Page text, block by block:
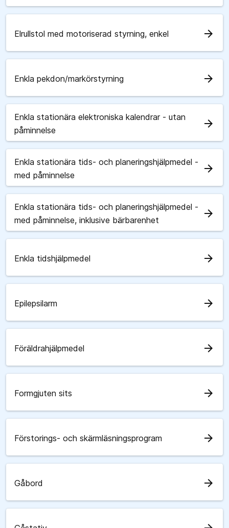
Elrullstol med motoriserad styrning, enkel arrow_forward
Enkla pekdon/markörstyrning arrow_forward
Enkla stationära elektroniska kalendrar - utan
påminnelse
arrow_forward
Enkla stationära tids- och planeringshjälpmedel -
med påminnelse
arrow_forward
Enkla stationära tids- och planeringshjälpmedel -
med påminnelse, inklusive bärbarenhet
arrow_forward
Enkla tidshjälpmedel arrow_forward
Epilepsilarm arrow_forward
Föräldrahjälpmedel arrow_forward
Formgjuten sits arrow_forward
Förstorings- och skärmläsningsprogram arrow_forward
Gåbord arrow_forward